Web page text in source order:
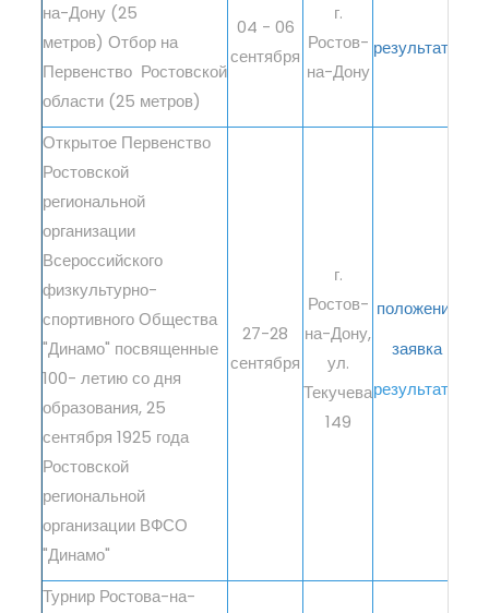
на-Дону (25
метров) Отбор на
Первенство Ростовской
области (25 метров)
04 - 06
сентября
г.
Ростов-
на-Дону
результаты
Открытое Первенство
Ростовской
региональной
организации
Всероссийского
физкультурно-
спортивного Общества
"Динамо" посвященные
100- летию со дня
образования, 25
сентября 1925 года
Ростовской
региональной
организации ВФСО
"Динамо"
27-28
сентября
г.
Ростов-
на-Дону,
ул.
Текучева
149
положение
заявка
результаты
Турнир Ростова-на-